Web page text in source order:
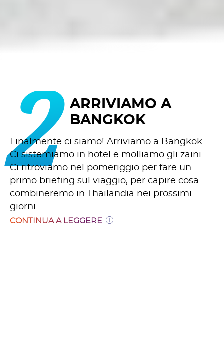
2
ARRIVIAMO A
BANGKOK
Finalmente ci siamo! Arriviamo a Bangkok.
Ci sistemiamo in hotel e molliamo gli zaini.
Ci ritroviamo nel pomeriggio per fare un
primo briefing sul viaggio, per capire cosa
combineremo in Thailandia nei prossimi
giorni.
CONTINUA A LEGGERE